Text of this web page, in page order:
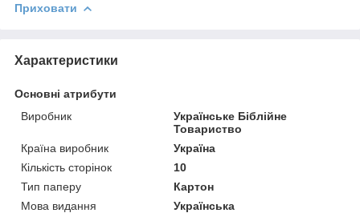
Приховати
Характеристики
Основні атрибути
Виробник
Українське Біблійне
Товариство
Країна виробник
Україна
Кількість сторінок
10
Тип паперу
Картон
Мова видання
Українська